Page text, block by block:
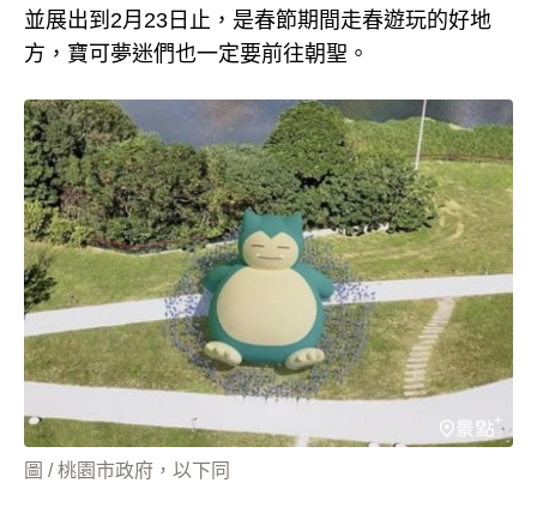
並展出到2月23日止，是春節期間走春遊玩的好地
方，寶可夢迷們也一定要前往朝聖。
圖 / 桃園市政府，以下同